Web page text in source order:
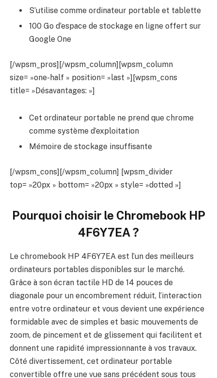
S’utilise comme ordinateur portable et tablette
100 Go d’espace de stockage en ligne offert sur
Google One
[/wpsm_pros][/wpsm_column][wpsm_column
size= »one-half » position= »last »][wpsm_cons
title= »Désavantages: »]
Cet ordinateur portable ne prend que chrome
comme système d’exploitation
Mémoire de stockage insuffisante
[/wpsm_cons][/wpsm_column] [wpsm_divider
top= »20px » bottom= »20px » style= »dotted »]
Pourquoi choisir le Chromebook HP
4F6Y7EA?
Le chromebook HP 4F6Y7EA est l’un des meilleurs
ordinateurs portables disponibles sur le marché.
Grâce à son écran tactile HD de 14 pouces de
diagonale pour un encombrement réduit, l’interaction
entre votre ordinateur et vous devient une expérience
formidable avec de simples et basic mouvements de
zoom, de pincement et de glissement qui facilitent et
donnent une rapidité impressionnante à vos travaux.
Côté divertissement, cet ordinateur portable
convertible offre une vue sans précédent sous tous